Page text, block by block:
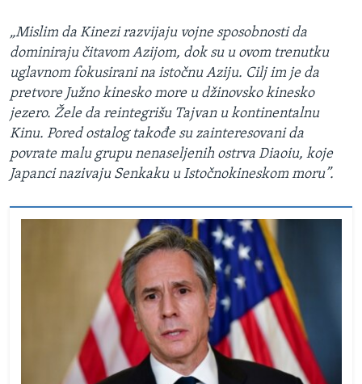
„Mislim da Kinezi razvijaju vojne sposobnosti da
dominiraju čitavom Azijom, dok su u ovom trenutku
uglavnom fokusirani na istočnu Aziju. Cilj im je da
pretvore Južno kinesko more u džinovsko kinesko
jezero. Žele da reintegrišu Tajvan u kontinentalnu
Kinu. Pored ostalog takođe su zainteresovani da
povrate malu grupu nenaseljenih ostrva Diaoiu, koje
Japanci nazivaju Senkaku u Istočnokineskom moru”.